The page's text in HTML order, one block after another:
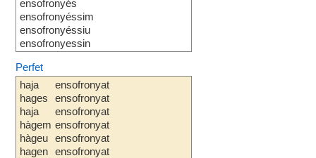
ensofronyés
ensofronyéssim
ensofronyéssiu
ensofronyessin
Perfet
haja
hages
haja
hàgem
hàgeu
hagen
ensofronyat
ensofronyat
ensofronyat
ensofronyat
ensofronyat
ensofronyat